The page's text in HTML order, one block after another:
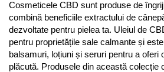
Cosmeticele CBD sunt produse de
combină beneficiile extractului de
dezvoltate pentru pielea ta. Uleiul de
pentru proprietățile sale calmante și
balsamuri, loțiuni și seruri pentru a oferi
plăcută. Produsele din această colecție